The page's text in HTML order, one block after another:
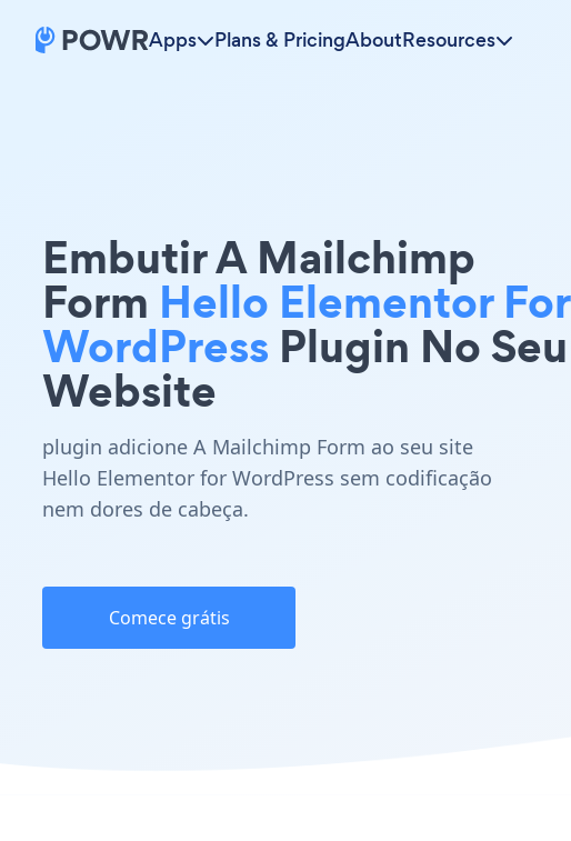
Apps Plans & PricingAboutResources
Embutir A Mailchimp
Form Hello Elementor For
WordPress Plugin No Seu
Website
plugin adicione A Mailchimp Form ao seu site
Hello Elementor for WordPress sem codificação
nem dores de cabeça.
Comece grátis